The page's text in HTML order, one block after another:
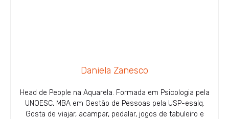
Daniela Zanesco
Head de People na Aquarela. Formada em Psicologia pela
UNOESC, MBA em Gestão de Pessoas pela USP-esalq.
Gosta de viajar, acampar, pedalar, jogos de tabuleiro e